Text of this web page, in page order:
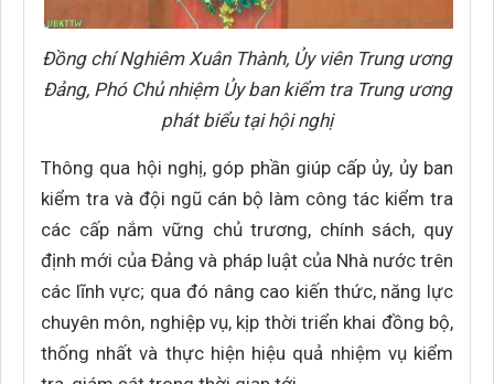
Đồng chí Nghiêm Xuân Thành, Ủy viên Trung ương
Đảng, Phó Chủ nhiệm Ủy ban kiểm tra Trung ương
phát biểu tại hội nghị
Thông qua hội nghị, góp phần giúp cấp ủy, ủy ban
kiểm tra và đội ngũ cán bộ làm công tác kiểm tra
các cấp nắm vững chủ trương, chính sách, quy
định mới của Đảng và pháp luật của Nhà nước trên
các lĩnh vực; qua đó nâng cao kiến thức, năng lực
chuyên môn, nghiệp vụ, kịp thời triển khai đồng bộ,
thống nhất và thực hiện hiệu quả nhiệm vụ kiểm